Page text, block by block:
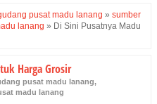
pusat madu lanang » sumber
lanang » Di Sini Pusatnya Madu
Harga Grosir
pusat madu lanang,
madu lanang